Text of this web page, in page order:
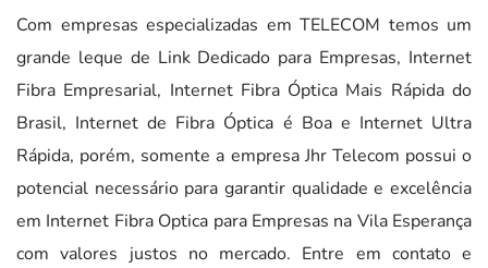
Com empresas especializadas em TELECOM temos um
grande leque de Link Dedicado para Empresas, Internet
Fibra Empresarial, Internet Fibra Óptica Mais Rápida do
Brasil, Internet de Fibra Óptica é Boa e Internet Ultra
Rápida, porém, somente a empresa Jhr Telecom possui o
potencial necessário para garantir qualidade e excelência
em Internet Fibra Optica para Empresas na Vila Esperança
com valores justos no mercado. Entre em contato e